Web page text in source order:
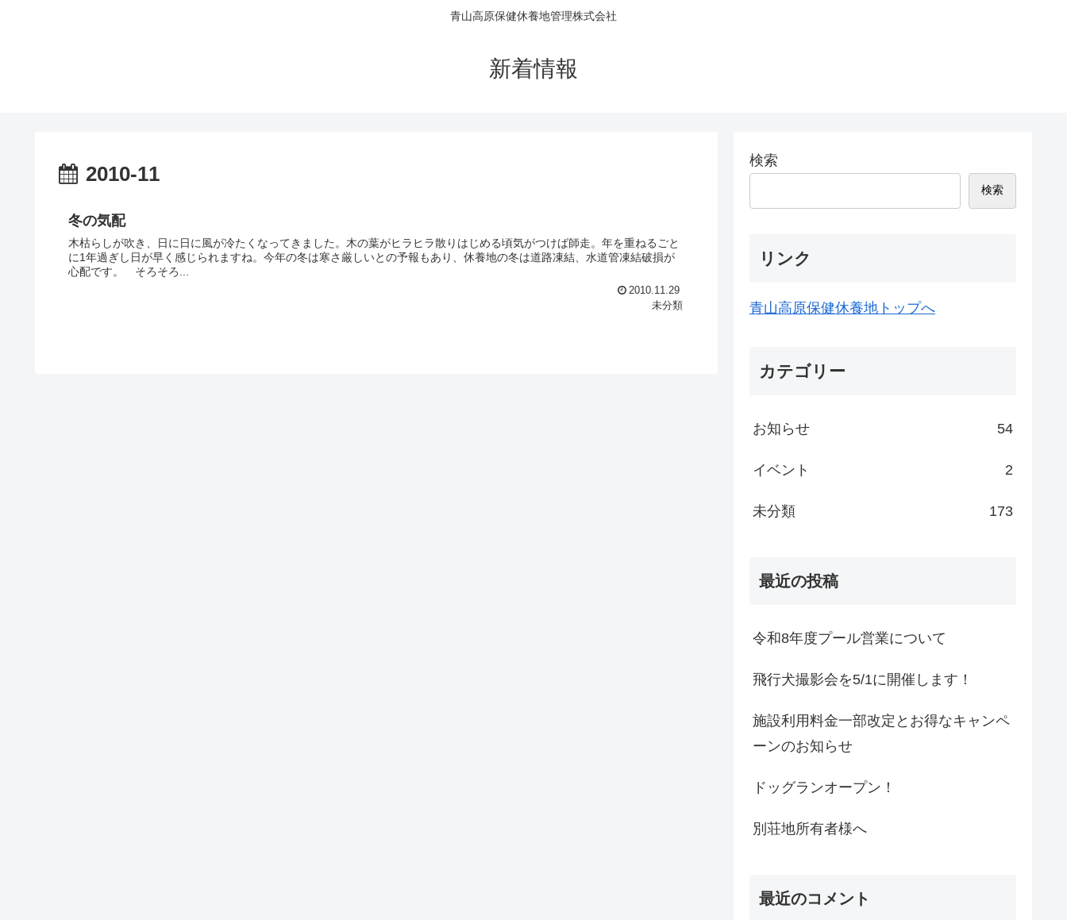
青山高原保健休養地管理株式会社
新着情報
2010-11
冬の気配
木枯らしが吹き、日に日に風が冷たくなってきました。木の葉がヒラヒラ散りはじめる頃気がつけば師走。年を重ねるごと
に1年過ぎし日が早く感じられますね。今年の冬は寒さ厳しいとの予報もあり、休養地の冬は道路凍結、水道管凍結破損が
心配です。 そろそろ...
2010.11.29
未分類
検索
検索
リンク
青山高原保健休養地トップへ
カテゴリー
お知らせ 54
イベント 2
未分類 173
最近の投稿
令和8年度プール営業について
飛行犬撮影会を5/1に開催します！
施設利用料金一部改定とお得なキャンペ
ーンのお知らせ
ドッグランオープン！
別荘地所有者様へ
最近のコメント